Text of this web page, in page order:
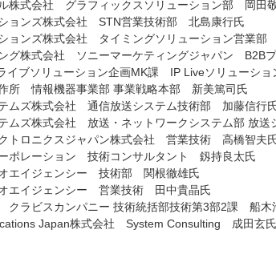
株式会社 グラフィックスソリューション部 岡田
ョンズ株式会社 STN営業技術部 北島康行氏
ョンズ株式会社 タイミングソリューション営業部
グ株式会社 ソニーマーケティングジャパン B2B
イブソリューション企画MK課 IP Liveソリューシ
所 情報機器事業部 事業戦略本部 新美篤司氏
ムズ株式会社 通信放送システム技術部 加藤信行
ムズ株式会社 放送・ネットワークシステム部 放
トロニクスジャパン株式会社 営業技術 高橋智夫
ポレーション 技術コンサルタント 釼持良太氏
エイジェンシー 技術部 関根徹雄氏
エイジェンシー 営業技術 田中貴晶氏
クラビスカンパニー 技術統括部技術第3部2課 船木
Japan株式会社 System Consulting 成田玄氏